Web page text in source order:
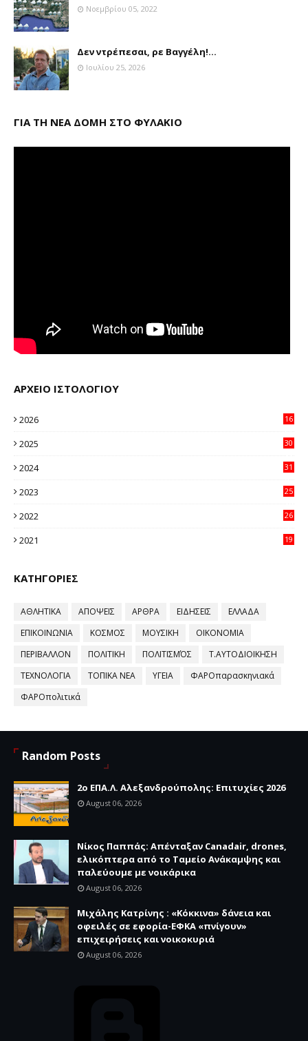
Νοεμβρίου 05, 2022
Δεν ντρέπεσαι, ρε Βαγγέλη!...
Ιουλίου 25, 2026
ΓΙΑ ΤΗ ΝΕΑ ΔΟΜΗ ΣΤΟ ΦΥΛΑΚΙΟ
ΑΡΧΕΙΟ ΙΣΤΟΛΟΓΙΟΥ
2026
16
2025
30
2024
31
2023
25
2022
26
2021
19
ΚΑΤΗΓΟΡΙΕΣ
ΑΘΛΗΤΙΚΑ ΑΠΟΨΕΙΣ ΑΡΘΡΑ ΕΙΔΗΣΕΙΣ
ΕΛΛΑΔΑ
ΕΠΙΚΟΙΝΩΝΙΑ
ΚΟΣΜΟΣ ΜΟΥΣΙΚΗ
ΟΙΚΟΝΟΜΙΑ
ΠΕΡΙΒΑΛΛΟΝ
ΠΟΛΙΤΙΚΗ ΠΟΛΙΤΙΣΜΌΣ
Τ.ΑΥΤΟΔΙΟΙΚΗΣΗ
ΤΕΧΝΟΛΟΓΙΑ
ΤΟΠΙΚΑ ΝΕΑ ΥΓΕΙΑ
ΦΑΡΟπαρασκηνιακά
ΦΑΡΟπολιτικά
Random Posts
2ο ΕΠΑ.Λ. Αλεξανδρούπολης: Επιτυχίες 2026
August 06, 2026
Νίκος Παππάς: Απένταξαν Canadair, drones,
ελικόπτερα από το Ταμείο Ανάκαμψης και
παλεύουμε με νοικάρικα
August 06, 2026
Μιχάλης Κατρίνης : «Κόκκινα» δάνεια και
οφειλές σε εφορία-ΕΦΚΑ «πνίγουν»
επιχειρήσεις και νοικοκυριά
August 06, 2026